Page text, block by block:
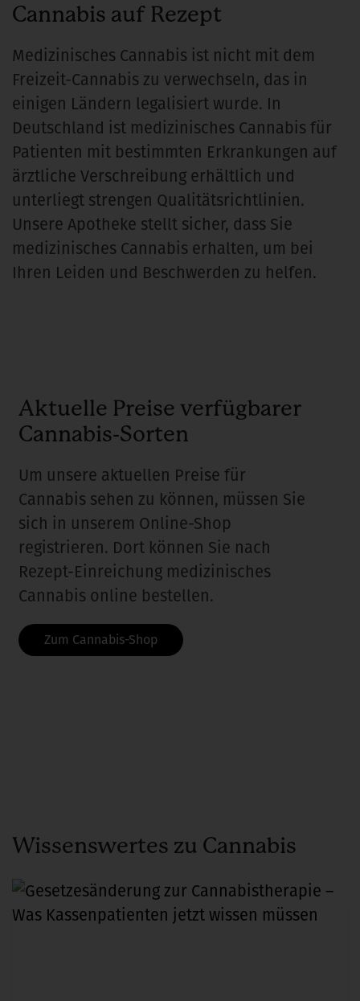
Cannabis auf Rezept
Medizinisches Cannabis ist nicht mit dem
Freizeit-Cannabis zu verwechseln, das in
einigen Ländern legalisiert wurde. In
Deutschland ist medizinisches Cannabis für
Patienten mit bestimmten Erkrankungen auf
ärztliche Verschreibung erhältlich und
unterliegt strengen Qualitätsrichtlinien.
Unsere Apotheke stellt sicher, dass Sie
medizinisches Cannabis erhalten, um bei
Ihren Leiden und Beschwerden zu helfen.
Aktuelle Preise verfügbarer
Cannabis-Sorten
Um unsere aktuellen Preise für
Cannabis sehen zu können, müssen Sie
sich in unserem Online-Shop
registrieren. Dort können Sie nach
Rezept-Einreichung medizinisches
Cannabis online bestellen.
Zum Cannabis-Shop
Wissenswertes zu Cannabis